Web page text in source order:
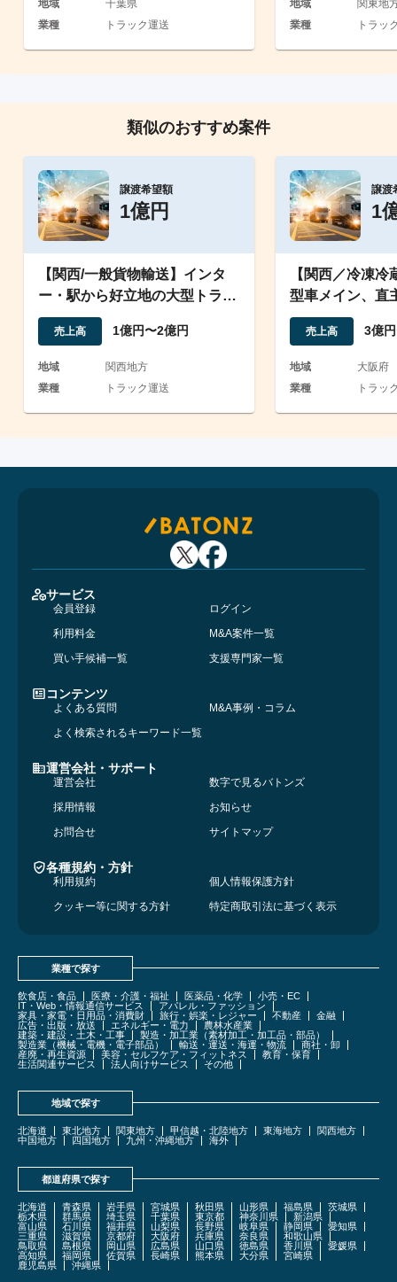
地域
千葉県
業種
トラック運送
地域
関東地
業種
トラッ
類似のおすすめ案件
譲渡希望額
1億円
【関西/一般貨物輸送】インタ
ー・駅から好立地の大型トラッ
クメインの運送会社
売上高 1億円〜2億円
地域
関西地方
業種
トラック運送
譲渡
1
【関西／冷凍
型車メイン、直
優良な運送会社
売上高 3億
地域
大阪府
業種
トラッ
サービス
会員登録
ログイン
利用料金
M&A案件一覧
買い手候補一覧
支援専門家一覧
コンテンツ
よくある質問
M&A事例・コラム
よく検索されるキーワード一覧
運営会社・サポート
運営会社
数字で見るバトンズ
採用情報
お知らせ
お問合せ
サイトマップ
各種規約・方針
利用規約
個人情報保護方針
クッキー等に関する方針
特定商取引法に基づく表示
業種で探す
飲食店・食品 医療・介護・福祉 医薬品・化学
小売・EC
IT・Web・情報通信サービス
アパレル・ファッション
家具・家電・日用品・消費財
旅行・娯楽・レジャー 不動産
金融
広告・出版・放送
エネルギー・電力
農林水産業
建築・建設・土木・工事
製造・加工業（素材加工・加工品・部品）
製造業（機械・電機・電子部品）
輸送・運送・海運・物流
商社・卸
産廃・再生資源
美容・セルフケア・フィットネス
教育・保育
生活関連サービス
法人向けサービス その他
地域で探す
北海道 東北地方 関東地方 甲信越・北陸地方 東海地方
関西地方
中国地方
四国地方 九州・沖縄地方 海外
都道府県で探す
北海道 青森県 岩手県 宮城県 秋田県 山形県 福島県
茨城県
栃木県
群馬県 埼玉県 千葉県 東京都 神奈川県
新潟県
富山県
石川県 福井県 山梨県 長野県 岐阜県 静岡県
愛知県
三重県
滋賀県 京都府 大阪府 兵庫県 奈良県
和歌山県
鳥取県
島根県 岡山県 広島県 山口県 徳島県 香川県
愛媛県
高知県
福岡県 佐賀県 長崎県 熊本県 大分県
宮崎県
鹿児島県
沖縄県